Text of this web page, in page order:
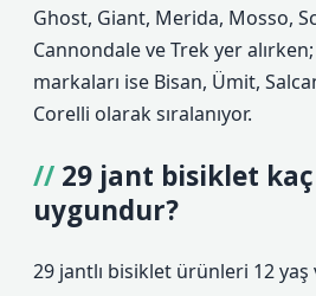
Ghost, Giant, Merida, Mosso,
Cannondale ve Trek yer
markaları ise Bisan, Ümit,
Corelli olarak sıralanıyor.
29 jant bisiklet
uygundur?
29 jantlı bisiklet ürünleri 12 yaş